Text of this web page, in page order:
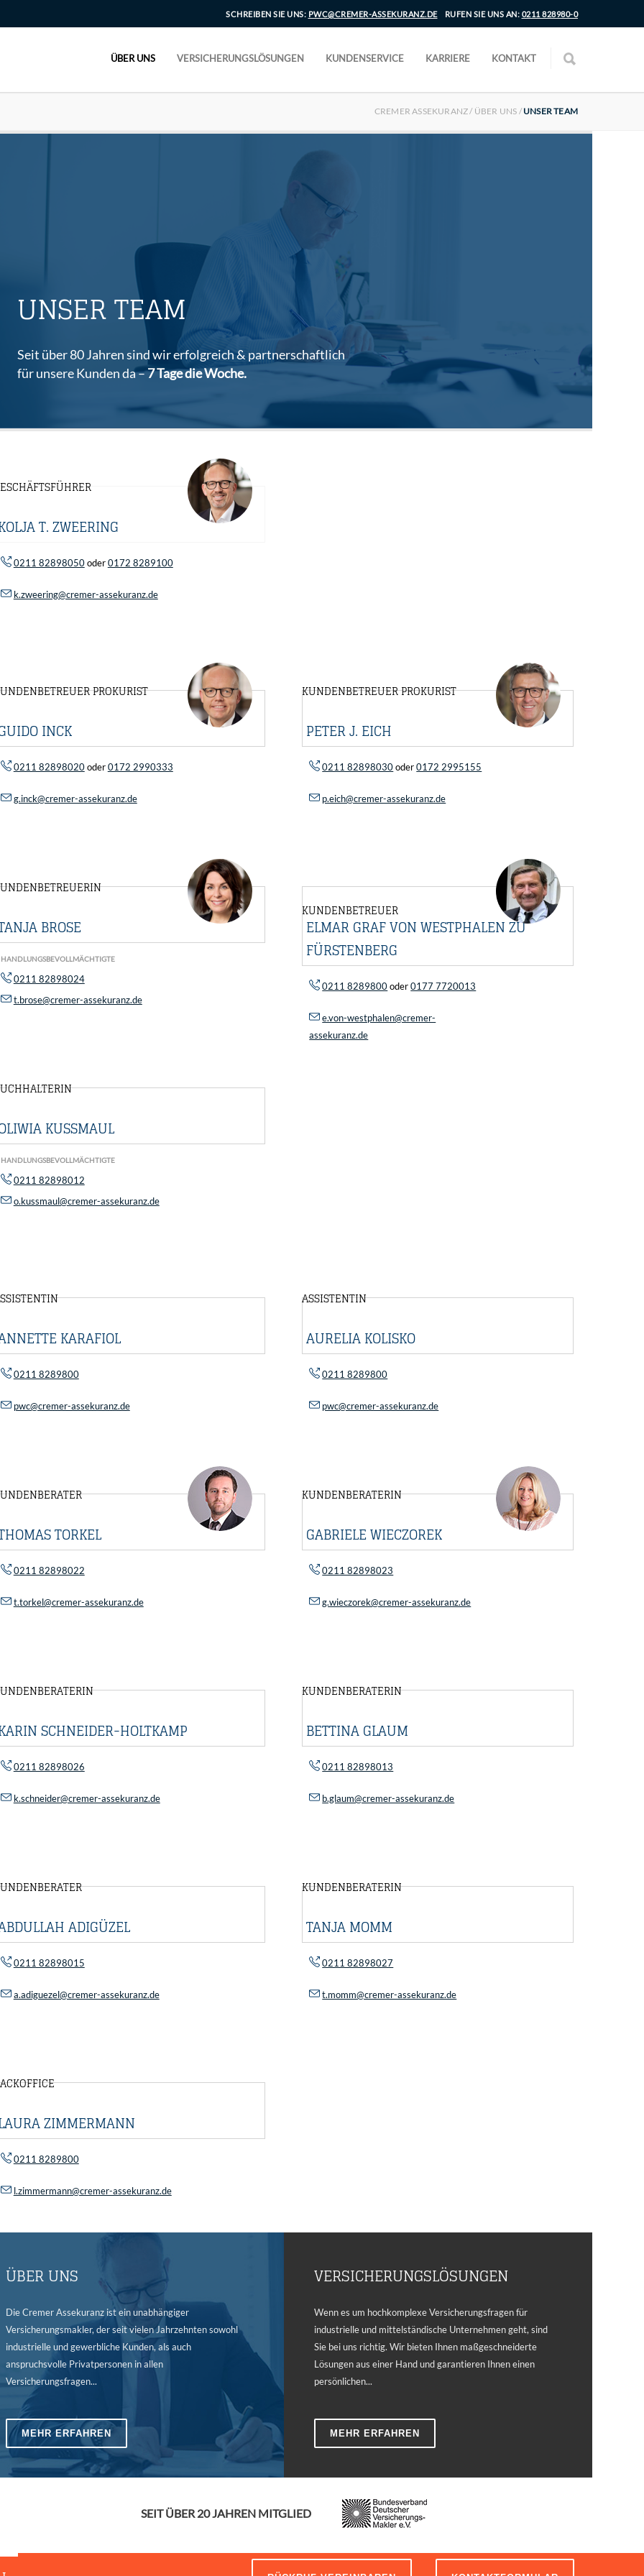
SCHREIBEN SIE UNS: PWC@CREMER-ASSEKURANZ.DERUFEN SIE UNS AN: 0211 828980-0
ÜBER UNS VERSICHERUNGSLÖSUNGEN KUNDENSERVICE KARRIERE KONTAKT
CREMER ASSEKURANZ/ ÜBER UNS /UNSER TEAM
7 Tage die Woche.
T. ZWEERING
0211 82898050oder0172 8289100
k.zweering@cremer-assekuranz.de
INCK
PROKURIST
0211 82898020oder0172 2990333
g.inck@cremer-assekuranz.de
BROSE
HANDLUNGSBEVOLLMÄCHTIGTE
0211 82898024
t.brose@cremer-assekuranz.de
KUSSMAUL
HANDLUNGSBEVOLLMÄCHTIGTE
0211 82898012
o.kussmaul@cremer-assekuranz.de
PETER J. EICH
KUNDENBETREUER PROKURIST
0211 82898030oder0172 2995155
p.eich@cremer-assekuranz.de
ELMAR GRAF VON WESTPHALEN ZU
FÜRSTENBERG
KUNDENBETREUER
0211 8289800oder0177 7720013
e.von-westphalen@cremer-
assekuranz.de
KARAFIOL
0211 8289800
pwc@cremer-assekuranz.de
TORKEL
0211 82898022
t.torkel@cremer-assekuranz.de
SCHNEIDER-HOLTKAMP
0211 82898026
k.schneider@cremer-assekuranz.de
ADIGÜZEL
0211 82898015
a.adiguezel@cremer-assekuranz.de
ZIMMERMANN
0211 8289800
l.zimmermann@cremer-assekuranz.de
AURELIA KOLISKO
ASSISTENTIN
0211 8289800
pwc@cremer-assekuranz.de
GABRIELE WIECZOREK
KUNDENBERATERIN
0211 82898023
g.wieczorek@cremer-assekuranz.de
BETTINA GLAUM
KUNDENBERATERIN
0211 82898013
b.glaum@cremer-assekuranz.de
TANJA MOMM
KUNDENBERATERIN
0211 82898027
t.momm@cremer-assekuranz.de
ÜBER UNS
Die Cremer Assekuranz ist ein unabhängiger
Versicherungsmakler, der seit vielen Jahrzehnten sowohl
industrielle und gewerbliche Kunden, als auch
anspruchsvolle Privatpersonen in allen
Versicherungsfragen...
MEHR ERFAHREN
VERSICHERUNGSLÖSUNGEN
Wenn es um hochkomplexe Versicherungsfragen für
industrielle und mittelständische Unternehmen geht, sind
Sie bei uns richtig. Wir bieten Ihnen maßgeschneiderte
Lösungen aus einer Hand und garantieren Ihnen einen
persönlichen...
MEHR ERFAHREN
SEIT ÜBER 20 JAHREN MITGLIED